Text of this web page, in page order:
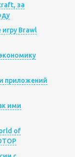
за
игру Brawl
и приложений
ими
of